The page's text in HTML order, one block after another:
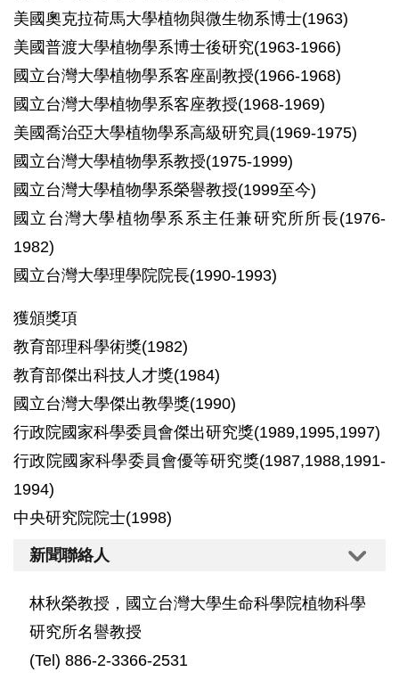
美國奧克拉荷馬大學植物與微生物系博士(1963)
美國普渡大學植物學系博士後研究(1963-1966)
國立台灣大學植物學系客座副教授(1966-1968)
國立台灣大學植物學系客座教授(1968-1969)
美國喬治亞大學植物學系高級研究員(1969-1975)
國立台灣大學植物學系教授(1975-1999)
國立台灣大學植物學系榮譽教授(1999至今)
國立台灣大學植物學系系主任兼研究所所長(1976-
1982)
國立台灣大學理學院院長(1990-1993)
獲頒獎項
教育部理科學術獎(1982)
教育部傑出科技人才獎(1984)
國立台灣大學傑出教學獎(1990)
行政院國家科學委員會傑出研究獎(1989,1995,1997)
行政院國家科學委員會優等研究獎(1987,1988,1991-
1994)
中央研究院院士(1998)
新聞聯絡人
林秋榮教授，國立台灣大學生命科學院植物科學
研究所名譽教授
(Tel) 886-2-3366-2531